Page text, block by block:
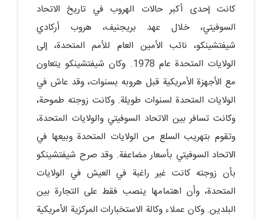
كانت إحدى أكبر حالات الهروب في تاريخ الاتحاد
السوفيتي، خلال عهد بريجنيف، هروب أركادي
شيفتشينكو، نائب الأمين العام للأمم المتحدة، إلى
الولايات المتحدة عام 1978. وكان شيفتشينكو يتعاون
مع الأجهزة الأمريكية قبل هروبه بسنوات، وقد عاش في
الولايات المتحدة لسنوات طويلة. وكانت زوجته طموحة،
وكانت تسافر بين الاتحاد السوفيتي والولايات المتحدة،
وتقوم بتهريب السلع من الولايات المتحدة وبيعها في
الاتحاد السوفيتي بأسعار مضاعفة. وقد صرح شيفتشينكو
بأن زوجته كانت غير راغبة في العيش في الولايات
المتحدة، وأن اهتمامها ينصب فقط على التجارة بين
البلدين. وكان عملاء وكالة الاستخبارات المركزية الأمريكية